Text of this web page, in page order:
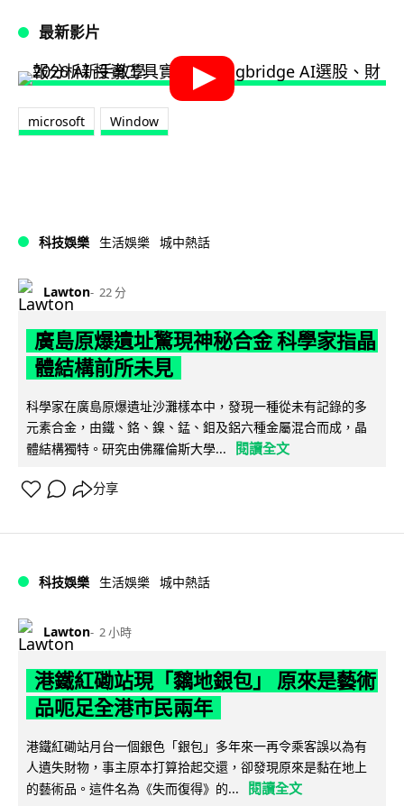
最新影片
microsoft Window
科技娛樂 生活娛樂 城中熱話
Lawton 22 分
廣島原爆遺址驚現神秘合金 科學家指晶
體結構前所未見
科學家在廣島原爆遺址沙灘樣本中，發現一種從未有記錄的多
元素合金，由鐵、鉻、鎳、錳、鉬及鋁六種金屬混合而成，晶
體結構獨特。研究由佛羅倫斯大學...
閱讀全文
分享
科技娛樂 生活娛樂 城中熱話
Lawton 2 小時
港鐵紅磡站現「黐地銀包」 原來是藝術
品呃足全港市民兩年
港鐵紅磡站月台一個銀色「銀包」多年來一再令乘客誤以為有
人遺失財物，事主原本打算拾起交還，卻發現原來是黏在地上
的藝術品。這件名為《失而復得》的...
閱讀全文